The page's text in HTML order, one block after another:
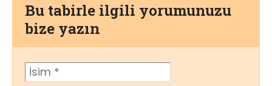
Bu tabirle ilgili yorumunuzu
bize yazın